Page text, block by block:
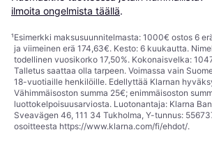
ilmoita ongelmista täällä.
¹Esimerkki maksusuunnitelmasta: 1000€ ostos 6
ja viimeinen erä 174,63€. Kesto: 6 kuukautta.
todellinen vuosikorko 17,50%. Kokonaisvelka:
Talletus saattaa olla tarpeen. Voimassa vain
18-vuotiaille henkilöille. Edellyttää Klarnan
Vähimmäisoston summa 25€; enimmäisoston
luottokelpoisuusarviosta. Luotonantaja: Klarna
Sveavägen 46, 111 34 Tukholma, Y-tunnus:
osoitteesta https://www.klarna.com/fi/ehdot/.